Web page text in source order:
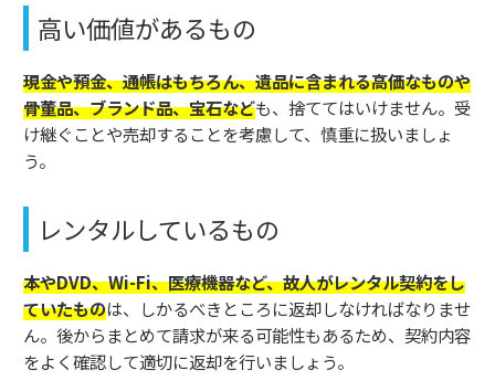
高い価値があるもの
現金や預金、通帳はもちろん、遺品に含まれる高価なものや
骨董品、ブランド品、宝石なども、捨ててはいけません。受
け継ぐことや売却することを考慮して、慎重に扱いましょ
う。
レンタルしているもの
本やDVD、Wi-Fi、医療機器など、故人がレンタル契約をし
ていたものは、しかるべきところに返却しなければなりませ
ん。後からまとめて請求が来る可能性もあるため、契約内容
をよく確認して適切に返却を行いましょう。